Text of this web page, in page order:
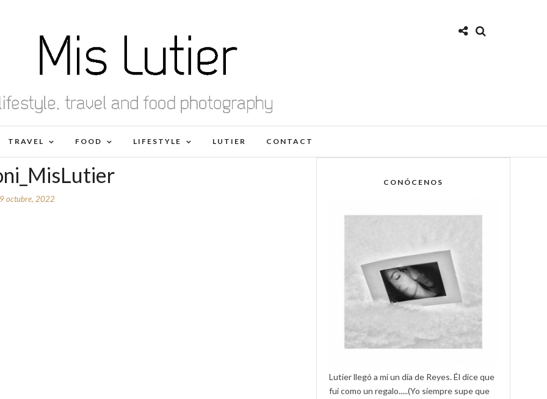
TRAVEL FOOD LIFESTYLE LUTIER CONTACT
octubre, 2022
CONÓCENOS
Lutier llegó a mí un día de Reyes. Él dice que
fui como un regalo.....(Yo siempre supe que